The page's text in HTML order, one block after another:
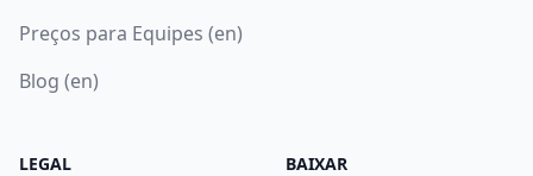
Preços para Equipes (en)
Blog (en)
LEGAL BAIXAR